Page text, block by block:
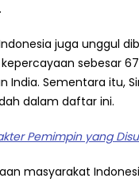
juga unggul
sebesar
India. Sementara itu,
dalam daftar ini.
Pemimpin yang
masyarakat